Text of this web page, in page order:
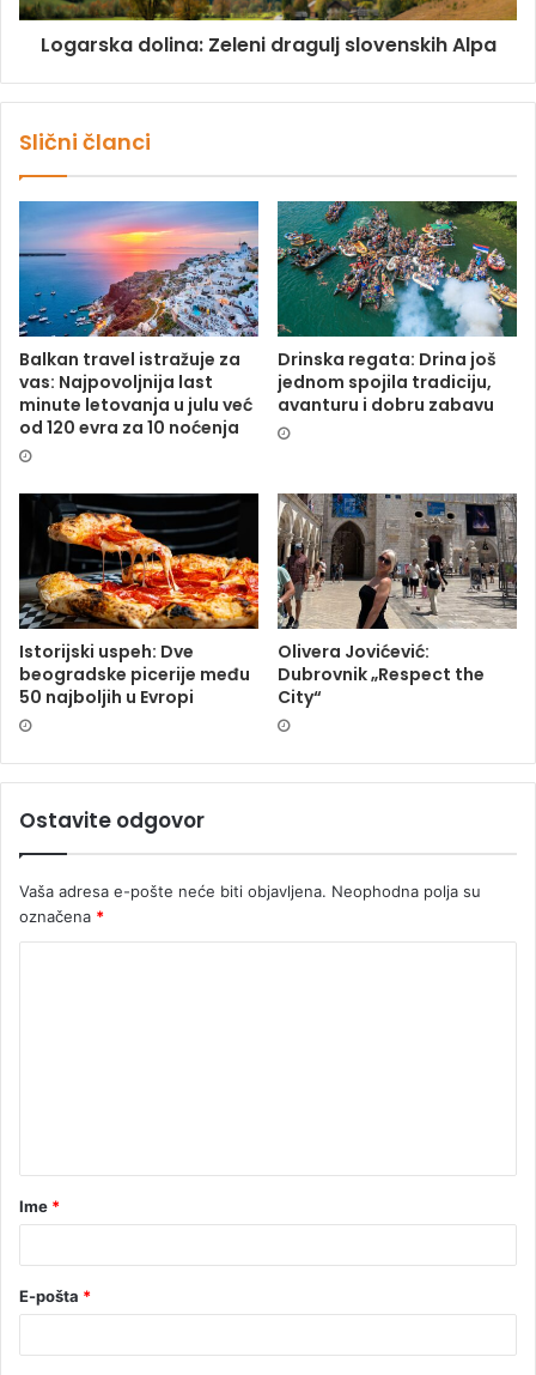
Logarska dolina: Zeleni dragulj slovenskih Alpa
Slični članci
Balkan travel istražuje za
vas: Najpovoljnija last
minute letovanja u julu već
od 120 evra za 10 noćenja
Drinska regata: Drina još
jednom spojila tradiciju,
avanturu i dobru zabavu
Istorijski uspeh: Dve
beogradske picerije među
50 najboljih u Evropi
Olivera Jovićević:
Dubrovnik „Respect the
City“
Ostavite odgovor
Vaša adresa e-pošte neće biti objavljena. Neophodna polja su
označena *
Ime *
E-pošta *